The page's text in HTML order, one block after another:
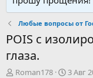
Любые вопросы от
POIS с
глаза.
А
Roman178
Д
3 Авг